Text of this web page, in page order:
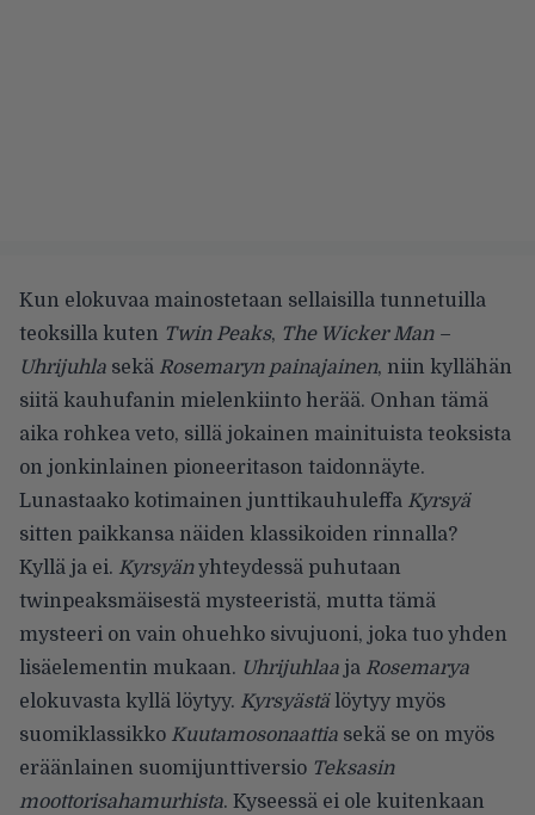
Kun elokuvaa mainostetaan sellaisilla tunnetuilla
teoksilla kuten Twin Peaks, The Wicker Man –
Uhrijuhla sekä Rosemaryn painajainen, niin kyllähän
siitä kauhufanin mielenkiinto herää. Onhan tämä
aika rohkea veto, sillä jokainen mainituista teoksista
on jonkinlainen pioneeritason taidonnäyte.
Lunastaako kotimainen junttikauhuleffa Kyrsyä
sitten paikkansa näiden klassikoiden rinnalla?
Kyllä ja ei. Kyrsyänyhteydessä puhutaan
twinpeaksmäisestä mysteeristä, mutta tämä
mysteeri on vain ohuehko sivujuoni, joka tuo yhden
lisäelementin mukaan. Uhrijuhlaa ja Rosemarya
elokuvasta kyllä löytyy. Kyrsyästälöytyy myös
suomiklassikko Kuutamosonaattia sekä se on myös
eräänlainen suomijunttiversio Teksasin
moottorisahamurhista. Kyseessä ei ole kuitenkaan